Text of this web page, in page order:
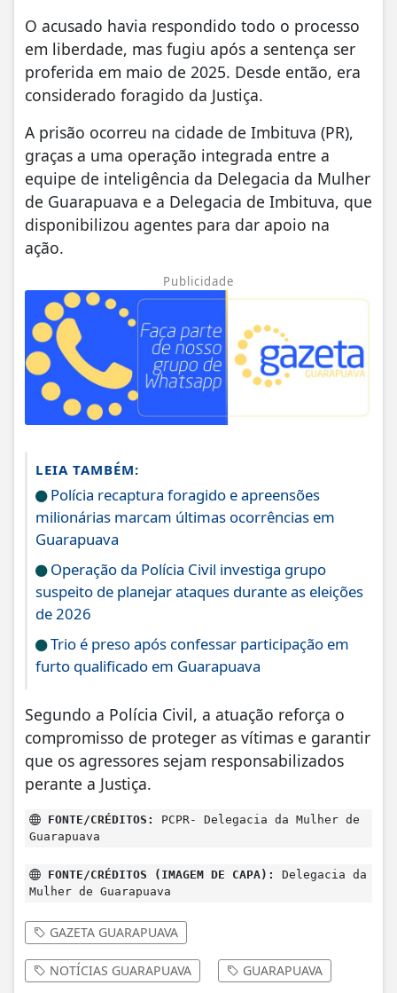
O acusado havia respondido todo o processo
em liberdade, mas fugiu após a sentença ser
proferida em maio de 2025. Desde então, era
considerado foragido da Justiça.
A prisão ocorreu na cidade de Imbituva (PR),
graças a uma operação integrada entre a
equipe de inteligência da Delegacia da Mulher
de Guarapuava e a Delegacia de Imbituva, que
disponibilizou agentes para dar apoio na
ação.
Publicidade
LEIA TAMBÉM:
Polícia recaptura foragido e apreensões
milionárias marcam últimas ocorrências em
Guarapuava
Operação da Polícia Civil investiga grupo
suspeito de planejar ataques durante as eleições
de 2026
Trio é preso após confessar participação em
furto qualificado em Guarapuava
Segundo a Polícia Civil, a atuação reforça o
compromisso de proteger as vítimas e garantir
que os agressores sejam responsabilizados
perante a Justiça.
FONTE/CRÉDITOS:
PCPR- Delegacia da Mulher de
Guarapuava
FONTE/CRÉDITOS (IMAGEM DE CAPA):
Delegacia da
Mulher de Guarapuava
GAZETA GUARAPUAVA
NOTÍCIAS GUARAPUAVA GUARAPUAVA